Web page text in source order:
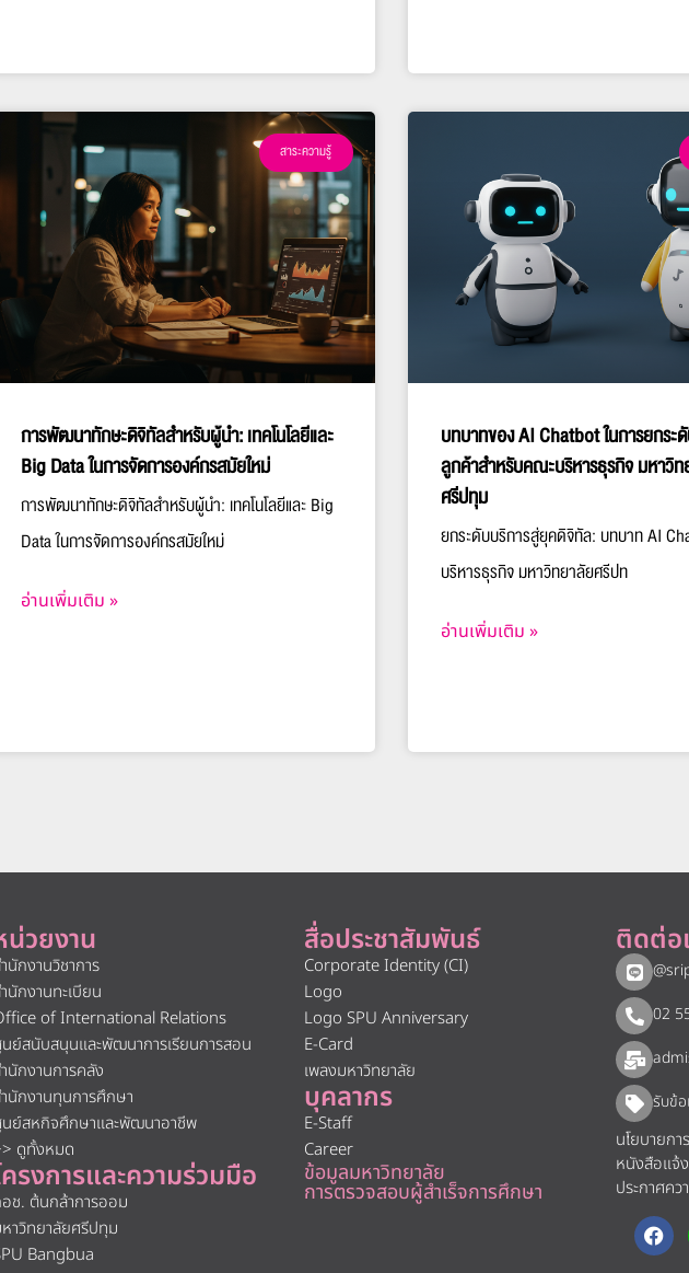
สาระความรู้
การพัฒนาทักษะดิจิทัลสำหรับผู้นำ: เทคโนโลยีและ
Big Data ในการจัดการองค์กรสมัยใหม่
การพัฒนาทักษะดิจิทัลสำหรับผู้นำ: เทคโนโลยีและ Big
Data ในการจัดการองค์กรสมัยใหม่
อ่านเพิ่มเติม »
บทบาทของ AI Chatbot ในการยกระ
ลูกค้าสำหรับคณะบริหารธุรกิจ มหาวิ
ศรีปทุม
ยกระดับบริการสู่ยุคดิจิทัล: บทบาท AI
บริหารธุรกิจ มหาวิทยาลัยศรีปท
อ่านเพิ่มเติม »
น่วยงาน
นักงานวิชาการ
นักงานทะเบียน
of International Relations
ย์สนับสนุนและพัฒนาการเรียนการสอน
นักงานการคลัง
นักงานทุนการศึกษา
ย์สหกิจศึกษาและพัฒนาอาชีพ
ดูทั้งหมด
รงการและความร่วมมือ
ช. ต้นกล้าการออม
าวิทยาลัยศรีปทุม
Bangbua
สื่อประชาสัมพันธ์
Corporate Identity (CI)
Logo
Logo SPU Anniversary
E-Card
เพลงมหาวิทยาลัย
บุคลากร
E-Staff
Career
ข้อมูลมหาวิทยาลัย
การตรวจสอบผู้สำเร็จการศึกษา
ติดต่อ
02
รับข้
นโยบายก
หนังสือแจ้
ประกาศค